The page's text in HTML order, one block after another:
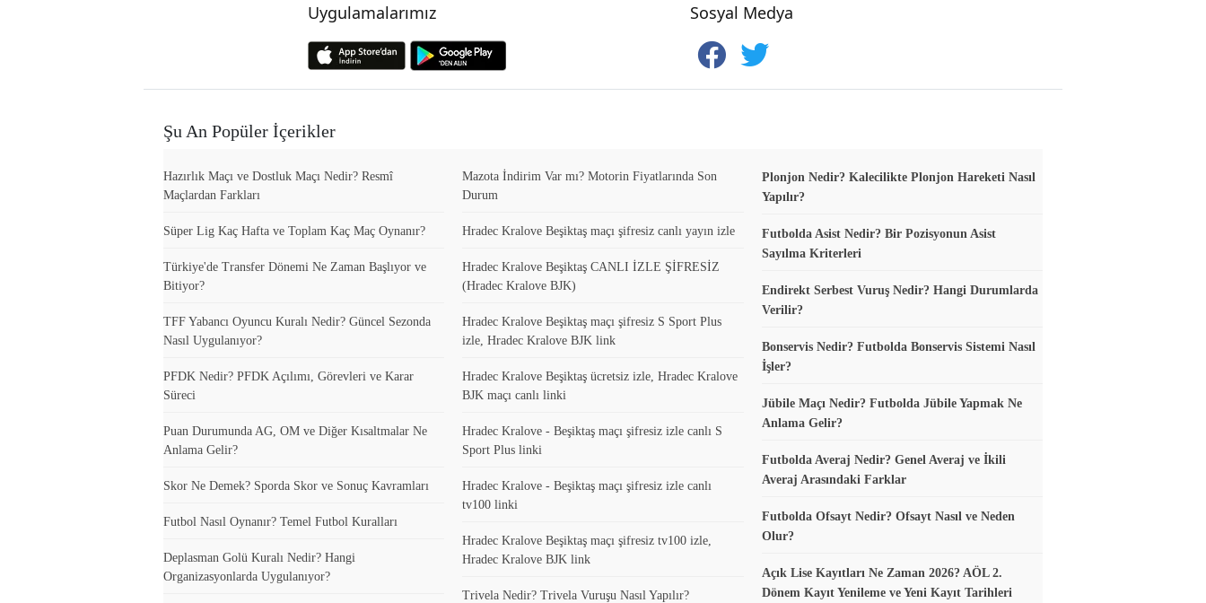
Uygulamalarımız Sosyal Medya
Şu An Popüler İçerikler
Hazırlık Maçı ve Dostluk Maçı Nedir? Resmî
Maçlardan Farkları
Süper Lig Kaç Hafta ve Toplam Kaç Maç Oynanır?
Türkiye'de Transfer Dönemi Ne Zaman Başlıyor ve
Bitiyor?
TFF Yabancı Oyuncu Kuralı Nedir? Güncel Sezonda
Nasıl Uygulanıyor?
PFDK Nedir? PFDK Açılımı, Görevleri ve Karar
Süreci
Puan Durumunda AG, OM ve Diğer Kısaltmalar Ne
Anlama Gelir?
Skor Ne Demek? Sporda Skor ve Sonuç Kavramları
Futbol Nasıl Oynanır? Temel Futbol Kuralları
Deplasman Golü Kuralı Nedir? Hangi
Organizasyonlarda Uygulanıyor?
Mazota İndirim Var mı? Motorin Fiyatlarında Son
Durum
Hradec Kralove Beşiktaş maçı şifresiz canlı yayın izle
Hradec Kralove Beşiktaş CANLI İZLE ŞİFRESİZ
(Hradec Kralove BJK)
Hradec Kralove Beşiktaş maçı şifresiz S Sport Plus
izle, Hradec Kralove BJK link
Hradec Kralove Beşiktaş ücretsiz izle, Hradec Kralove
BJK maçı canlı linki
Hradec Kralove - Beşiktaş maçı şifresiz izle canlı S
Sport Plus linki
Hradec Kralove - Beşiktaş maçı şifresiz izle canlı
tv100 linki
Hradec Kralove Beşiktaş maçı şifresiz tv100 izle,
Hradec Kralove BJK link
Trivela Nedir? Trivela Vuruşu Nasıl Yapılır?
Plonjon Nedir? Kalecilikte Plonjon Hareketi Nasıl
Yapılır?
Futbolda Asist Nedir? Bir Pozisyonun Asist
Sayılma Kriterleri
Endirekt Serbest Vuruş Nedir? Hangi Durumlarda
Verilir?
Bonservis Nedir? Futbolda Bonservis Sistemi Nasıl
İşler?
Jübile Maçı Nedir? Futbolda Jübile Yapmak Ne
Anlama Gelir?
Futbolda Averaj Nedir? Genel Averaj ve İkili
Averaj Arasındaki Farklar
Futbolda Ofsayt Nedir? Ofsayt Nasıl ve Neden
Olur?
Açık Lise Kayıtları Ne Zaman 2026? AÖL 2.
Dönem Kayıt Yenileme ve Yeni Kayıt Tarihleri